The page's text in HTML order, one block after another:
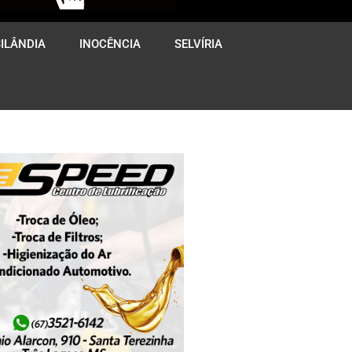
INOCÊNCIA SELVÍRIA